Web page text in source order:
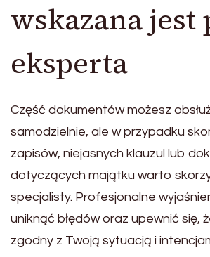
wskazana jest
eksperta
Część dokumentów możesz
samodzielnie, ale w przypadku
zapisów, niejasnych klauzul lub
dotyczących majątku warto
specjalisty. Profesjonalne
uniknąć błędów oraz upewnić się,
zgodny z Twoją sytuacją i